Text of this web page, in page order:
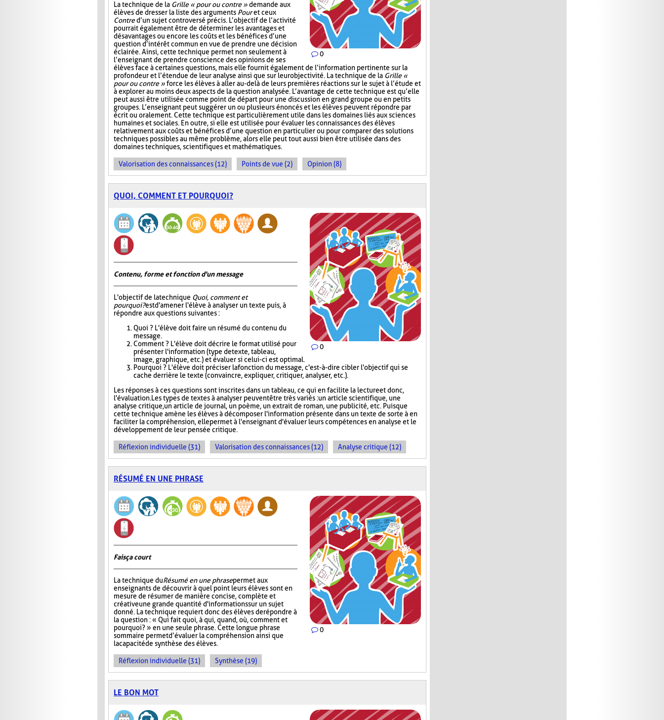
0
La technique de la Grille « pour ou contre »demande aux
élèves de dresser la liste des arguments Pouret ceux
Contred’un sujet controversé précis. L’objectif de l’activité
pourrait également être de déterminer les avantages et
désavantages ou encore les coûts et les bénéfices d’une
question d’intérêt commun en vue de prendre une décision
éclairée. Ainsi, cette technique permet non seulement à
l’enseignant de prendre conscience des opinions de ses
élèves face à certaines questions, mais elle fournit également de l’information pertinente sur la
profondeur et l’étendue de leur analyse ainsi que sur leur objectivité. La technique de la Grille «
pour ou contre »force les élèves à aller au-delà de leurs premières réactions sur le sujet à l’étude et
à explorer au moins deux aspects de la question analysée. L’avantage de cette technique est qu’elle
peut aussi être utilisée comme point de départ pour une discussion en grand groupe ou en petits
groupes. L’enseignant peut suggérer un ou plusieurs énoncés et les élèves peuvent répondre par
écrit ou oralement. Cette technique est particulièrement utile dans les domaines liés aux sciences
humaines et sociales. En outre, si elle est utilisée pour évaluer les connaissances des élèves
relativement aux coûts et bénéfices d’une question en particulier ou pour comparer des solutions
techniques possibles au même problème, alors elle peut tout aussi bien être utilisée dans des
domaines techniques, scientifiques et mathématiques.
Valorisation des connaissances (12) Points de vue (2) Opinion (8)
QUOI, COMMENT ET POURQUOI?
0
Contenu, forme et fonction d'un message
L'objectif de la technique Quoi, comment et
pourquoi?est d'amener l'élève à analyser un texte puis, à
répondre aux questions suivantes :
Quoi ? L'élève doit faire un résumé du contenu du
message.
Comment ? L'élève doit décrire le format utilisé pour
présenter l'information (type de texte, tableau,
image, graphique, etc.) et évaluer si celui-ci est optimal.
Pourquoi ? L'élève doit préciser la fonction du message, c'est-à-dire cibler l'objectif qui se
cache derrière le texte (convaincre, expliquer, critiquer, analyser, etc.).
Les réponses à ces questions sont inscrites dans un tableau, ce qui en facilite la lecture et donc,
l'évaluation. Les types de textes à analyser peuvent être très variés : un article scientifique, une
analyse critique, un article de journal, un poème, un extrait de roman, une publicité, etc. Puisque
cette technique amène les élèves à décomposer l'information présente dans un texte de sorte à en
faciliter la compréhension, elle permet à l'enseignant d'évaluer leurs compétences en analyse et le
développement de leur pensée critique.
Réflexion individuelle (31) Valorisation des connaissances (12) Analyse critique (12)
RÉSUMÉ EN UNE PHRASE
0
Fais ça court
La technique duRésumé en une phrasepermet aux
enseignants de découvrir à quel point leurs élèves sont en
mesure de résumer de manière concise, complète et
créative une grande quantité d'informations sur un sujet
donné. La technique requiert donc des élèves de répondre à
la question : « Qui fait quoi, à qui, quand, où, comment et
pourquoi? » en une seule phrase. Cette longue phrase
sommaire permet d’évaluer la compréhension ainsi que
la capacité de synthèse des élèves.
Réflexion individuelle (31) Synthèse (19)
LE BON MOT